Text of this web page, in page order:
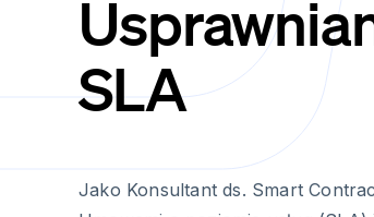
SLA
Jako Konsultant ds. Smart